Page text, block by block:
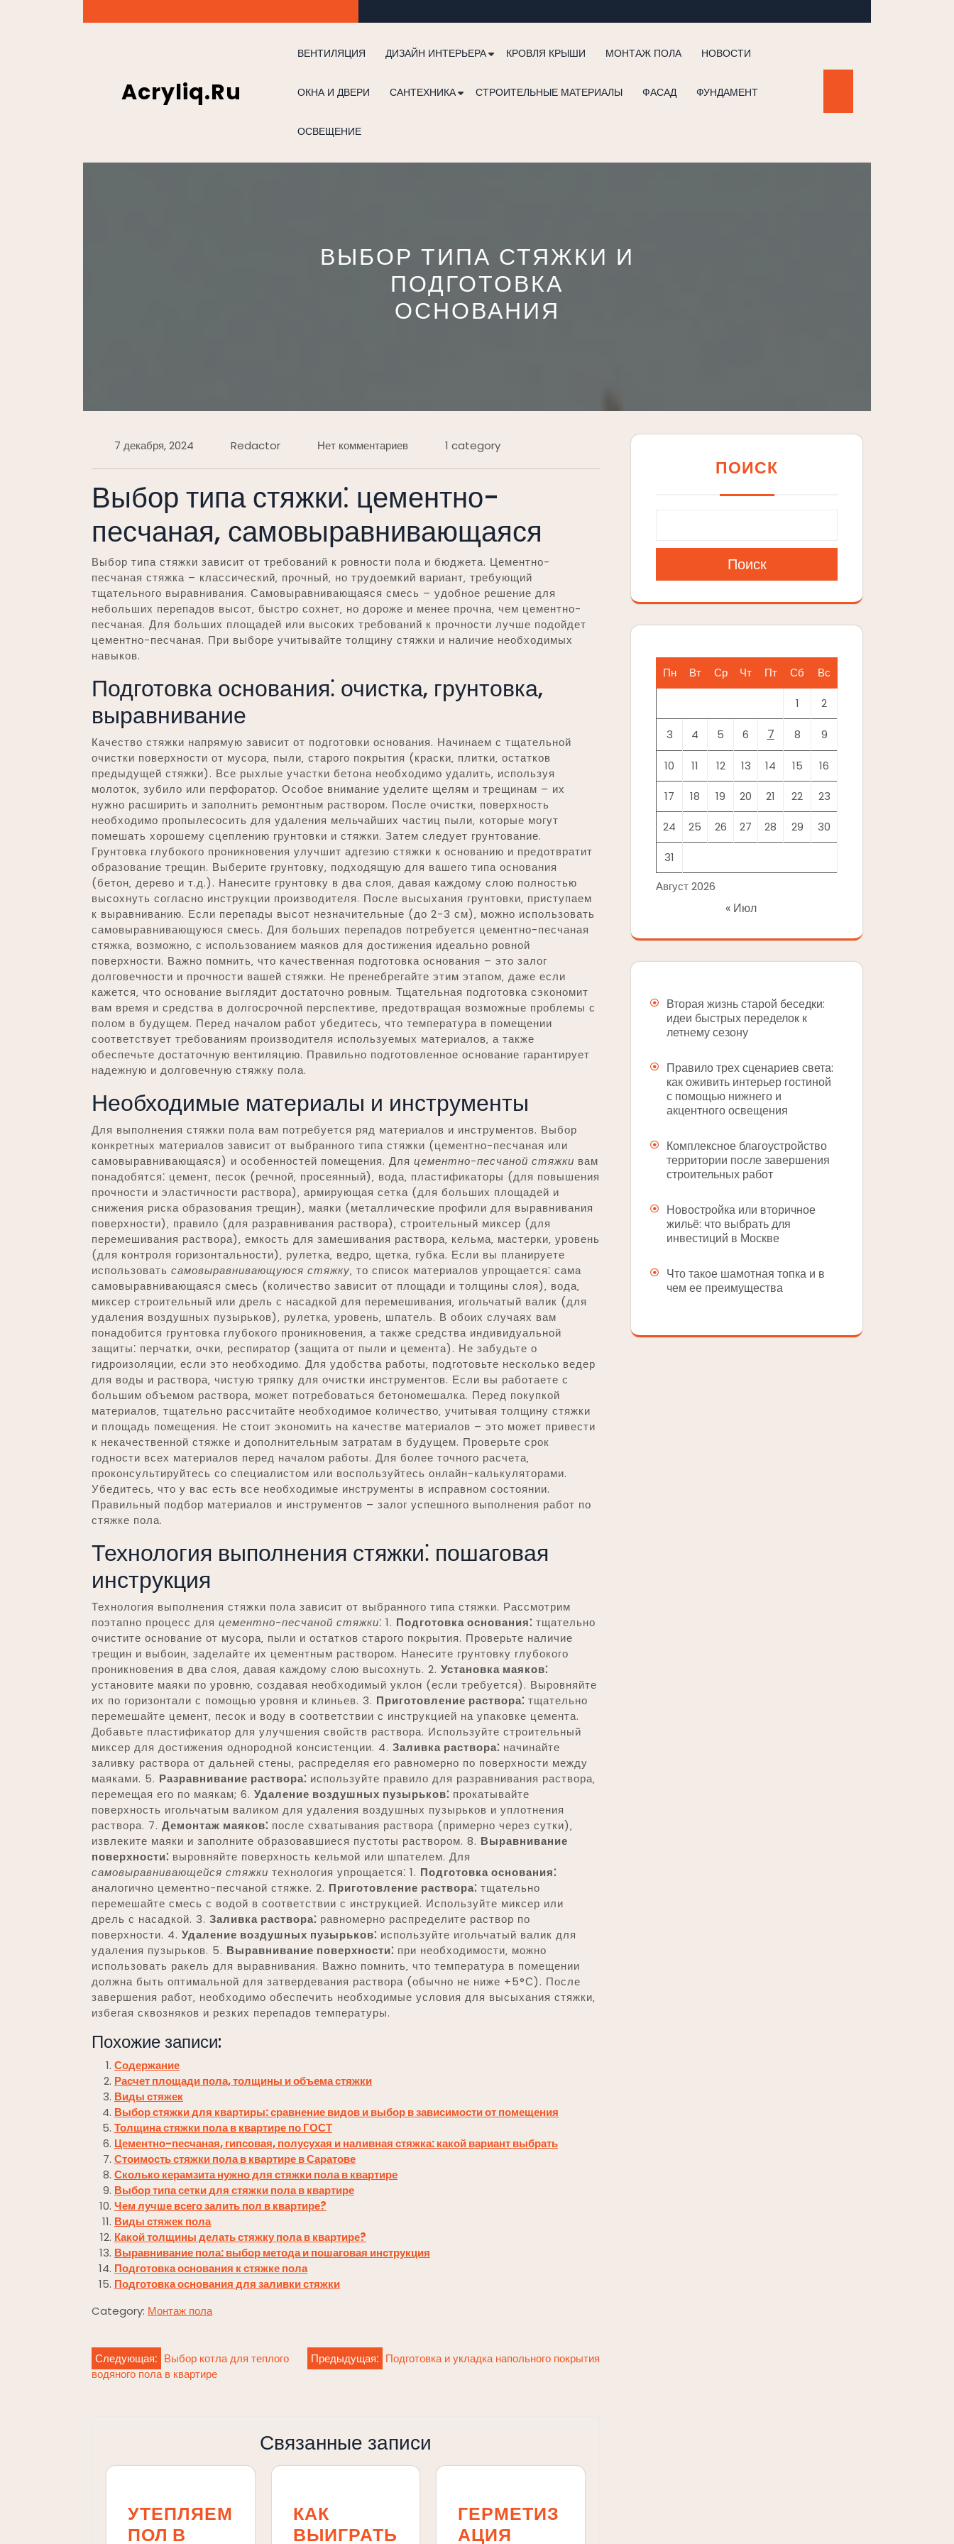
к
Acryliq.ru
ВЕНТИЛЯЦИЯ ДИЗАЙН ИНТЕРЬЕРА КРОВЛЯ КРЫШИ МОНТАЖ ПОЛА НОВОСТИ
ОКНА И ДВЕРИ САНТЕХНИКА СТРОИТЕЛЬНЫЕ МАТЕРИАЛЫ ФАСАД ФУНДАМЕНТ
ОСВЕЩЕНИЕ
ВЫБОР ТИПА СТЯЖКИ И
ПОДГОТОВКА
ОСНОВАНИЯ
7 декабря, 2024 Redactor Нет комментариев 1 category
Выбор типа стяжки⁚ цементно-
песчаная‚ самовыравнивающаяся
Выбор типа стяжки зависит от требований к ровности пола и бюджета. Цементно-
песчаная стяжка – классический‚ прочный‚ но трудоемкий вариант‚ требующий
тщательного выравнивания. Самовыравнивающаяся смесь – удобное решение для
небольших перепадов высот‚ быстро сохнет‚ но дороже и менее прочна‚ чем цементно-
песчаная. Для больших площадей или высоких требований к прочности лучше подойдет
цементно-песчаная. При выборе учитывайте толщину стяжки и наличие необходимых
навыков.
Подготовка основания⁚ очистка‚ грунтовка‚
выравнивание
Качество стяжки напрямую зависит от подготовки основания. Начинаем с тщательной
очистки поверхности от мусора‚ пыли‚ старого покрытия (краски‚ плитки‚ остатков
предыдущей стяжки). Все рыхлые участки бетона необходимо удалить‚ используя
молоток‚ зубило или перфоратор. Особое внимание уделите щелям и трещинам – их
нужно расширить и заполнить ремонтным раствором. После очистки‚ поверхность
необходимо пропылесосить для удаления мельчайших частиц пыли‚ которые могут
помешать хорошему сцеплению грунтовки и стяжки. Затем следует грунтование.
Грунтовка глубокого проникновения улучшит адгезию стяжки к основанию и предотвратит
образование трещин. Выберите грунтовку‚ подходящую для вашего типа основания
(бетон‚ дерево и т.д.). Нанесите грунтовку в два слоя‚ давая каждому слою полностью
высохнуть согласно инструкции производителя. После высыхания грунтовки‚ приступаем
к выравниванию. Если перепады высот незначительные (до 2-3 см)‚ можно использовать
самовыравнивающуюся смесь. Для больших перепадов потребуется цементно-песчаная
стяжка‚ возможно‚ с использованием маяков для достижения идеально ровной
поверхности. Важно помнить‚ что качественная подготовка основания – это залог
долговечности и прочности вашей стяжки. Не пренебрегайте этим этапом‚ даже если
кажется‚ что основание выглядит достаточно ровным. Тщательная подготовка сэкономит
вам время и средства в долгосрочной перспективе‚ предотвращая возможные проблемы с
полом в будущем. Перед началом работ убедитесь‚ что температура в помещении
соответствует требованиям производителя используемых материалов‚ а также
обеспечьте достаточную вентиляцию. Правильно подготовленное основание гарантирует
надежную и долговечную стяжку пола.
Необходимые материалы и инструменты
Для выполнения стяжки пола вам потребуется ряд материалов и инструментов. Выбор
конкретных материалов зависит от выбранного типа стяжки (цементно-песчаная или
самовыравнивающаяся) и особенностей помещения. Для цементно-песчаной стяжки вам
понадобятся⁚ цемент‚ песок (речной‚ просеянный)‚ вода‚ пластификаторы (для повышения
прочности и эластичности раствора)‚ армирующая сетка (для больших площадей и
снижения риска образования трещин)‚ маяки (металлические профили для выравнивания
поверхности)‚ правило (для разравнивания раствора)‚ строительный миксер (для
перемешивания раствора)‚ емкость для замешивания раствора‚ кельма‚ мастерки‚ уровень
(для контроля горизонтальности)‚ рулетка‚ ведро‚ щетка‚ губка. Если вы планируете
использовать самовыравнивающуюся стяжку‚ то список материалов упрощается⁚ сама
самовыравнивающаяся смесь (количество зависит от площади и толщины слоя)‚ вода‚
миксер строительный или дрель с насадкой для перемешивания‚ игольчатый валик (для
удаления воздушных пузырьков)‚ рулетка‚ уровень‚ шпатель. В обоих случаях вам
понадобится грунтовка глубокого проникновения‚ а также средства индивидуальной
защиты⁚ перчатки‚ очки‚ респиратор (защита от пыли и цемента). Не забудьте о
гидроизоляции‚ если это необходимо. Для удобства работы‚ подготовьте несколько ведер
для воды и раствора‚ чистую тряпку для очистки инструментов. Если вы работаете с
большим объемом раствора‚ может потребоваться бетономешалка. Перед покупкой
материалов‚ тщательно рассчитайте необходимое количество‚ учитывая толщину стяжки
и площадь помещения. Не стоит экономить на качестве материалов – это может привести
к некачественной стяжке и дополнительным затратам в будущем. Проверьте срок
годности всех материалов перед началом работы. Для более точного расчета‚
проконсультируйтесь со специалистом или воспользуйтесь онлайн-калькуляторами.
Убедитесь‚ что у вас есть все необходимые инструменты в исправном состоянии.
Правильный подбор материалов и инструментов – залог успешного выполнения работ по
стяжке пола.
Технология выполнения стяжки⁚ пошаговая
инструкция
Технология выполнения стяжки пола зависит от выбранного типа стяжки. Рассмотрим
поэтапно процесс для цементно-песчаной стяжки⁚ 1. Подготовка основания⁚ тщательно
очистите основание от мусора‚ пыли и остатков старого покрытия. Проверьте наличие
трещин и выбоин‚ заделайте их цементным раствором. Нанесите грунтовку глубокого
проникновения в два слоя‚ давая каждому слою высохнуть. 2. Установка маяков⁚
установите маяки по уровню‚ создавая необходимый уклон (если требуется). Выровняйте
их по горизонтали с помощью уровня и клиньев. 3. Приготовление раствора⁚ тщательно
перемешайте цемент‚ песок и воду в соответствии с инструкцией на упаковке цемента.
Добавьте пластификатор для улучшения свойств раствора. Используйте строительный
миксер для достижения однородной консистенции. 4. Заливка раствора⁚ начинайте
заливку раствора от дальней стены‚ распределяя его равномерно по поверхности между
маяками. 5. Разравнивание раствора⁚ используйте правило для разравнивания раствора‚
перемещая его по маякам; 6. Удаление воздушных пузырьков⁚ прокатывайте
поверхность игольчатым валиком для удаления воздушных пузырьков и уплотнения
раствора. 7. Демонтаж маяков⁚ после схватывания раствора (примерно через сутки)‚
извлеките маяки и заполните образовавшиеся пустоты раствором. 8. Выравнивание
поверхности⁚ выровняйте поверхность кельмой или шпателем. Для
самовыравнивающейся стяжки технология упрощается⁚ 1. Подготовка основания⁚
аналогично цементно-песчаной стяжке. 2. Приготовление раствора⁚ тщательно
перемешайте смесь с водой в соответствии с инструкцией. Используйте миксер или
дрель с насадкой. 3. Заливка раствора⁚ равномерно распределите раствор по
поверхности. 4. Удаление воздушных пузырьков⁚ используйте игольчатый валик для
удаления пузырьков. 5. Выравнивание поверхности⁚ при необходимости‚ можно
использовать ракель для выравнивания. Важно помнить‚ что температура в помещении
должна быть оптимальной для затвердевания раствора (обычно не ниже +5°С). После
завершения работ‚ необходимо обеспечить необходимые условия для высыхания стяжки‚
избегая сквозняков и резких перепадов температуры.
Похожие записи:
Содержание
Расчет площади пола, толщины и объема стяжки
Виды стяжек
Выбор стяжки для квартиры: сравнение видов и выбор в зависимости от помещения
Толщина стяжки пола в квартире по ГОСТ
Цементно-песчаная, гипсовая, полусухая и наливная стяжка: какой вариант выбрать
Стоимость стяжки пола в квартире в Саратове
Сколько керамзита нужно для стяжки пола в квартире
Выбор типа сетки для стяжки пола в квартире
Чем лучше всего залить пол в квартире?
Виды стяжек пола
Какой толщины делать стяжку пола в квартире?
Выравнивание пола: выбор метода и пошаговая инструкция
Подготовка основания к стяжке пола
Подготовка основания для заливки стяжки
Category: Монтаж пола
Навигация
по
Предыдущая: Подготовка и укладка напольного покрытия
Следующая: Выбор котла для теплого
водяного пола в квартире
Связанные записи
УТЕПЛЯЕМ
ПОЛ В
КАК
ВЫИГРАТЬ
ГЕРМЕТИЗ
АЦИЯ
ПОИСК
Поиск
Август 2026
Пн Вт Ср Чт Пт Сб Вс
1 2
3 4 5 6 7 8 9
10 11 12 13 14 15 16
17 18 19 20 21 22 23
24 25 26 27 28 29 30
31
« Июл
Вторая жизнь старой беседки:
идеи быстрых переделок к
летнему сезону
Правило трех сценариев света:
как оживить интерьер гостиной
с помощью нижнего и
акцентного освещения
Комплексное благоустройство
территории после завершения
строительных работ
Новостройка или вторичное
жильё: что выбрать для
инвестиций в Москве
Что такое шамотная топка и в
чем ее преимущества